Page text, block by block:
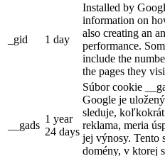
_gid 1 day
Installed by
information on
also creating an
performance.
include the
the pages they
__gads
1 year
24 days
Súbor cookie
Google je
sleduje,
reklama, meria
jej výnosy. Tento
domény, v ktorej